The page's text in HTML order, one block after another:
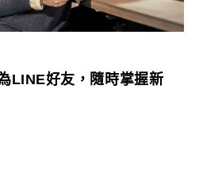
LINE好友，隨時掌握新